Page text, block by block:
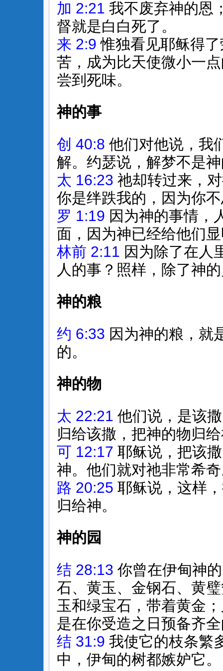
加 2:21 我不废弃神的恩
督就是白白死了。
来 2:9 惟独看见耶稣得
苦，成为比天使微小一
尝到死味。
神的事
创 40:8 他们对他说，我
解。约瑟说，解梦不是
太 16:23 祂却转过来，
你是绊跌我的，因为你
罗 1:19 因为神的事情，
面，因为神已经给他们
林前 2:11 因为除了在人
人的事？照样，除了神
神的粮
约 6:33 因为神的粮，就
的。
神的物
太 22:21 他们说，是该
归给该撒，把神的物归
可 12:17 耶稣说，把该
神。他们就对祂非常希
路 20:25 耶稣说，这样
归给神。
神的园
结 28:13 你曾在伊甸神
石、黄玉、金钢石、黄
玉和绿宝石，带着黄金
是在你受造之日预备齐
结 31:9 我使它的枝条繁
中，伊甸的树都嫉妒它。